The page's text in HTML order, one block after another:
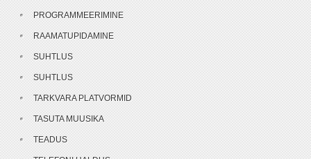
PROGRAMMEERIMINE
RAAMATUPIDAMINE
SUHTLUS
SUHTLUS
TARKVARA PLATVORMID
TASUTA MUUSIKA
TEADUS